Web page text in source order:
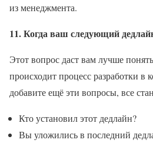
из менеджмента.
11. Когда ваш следующий
Этот вопрос даст вам лучше
происходит процесс разработки
добавите ещё эти вопросы, все
Кто установил этот дедлайн?
Вы уложились в последний